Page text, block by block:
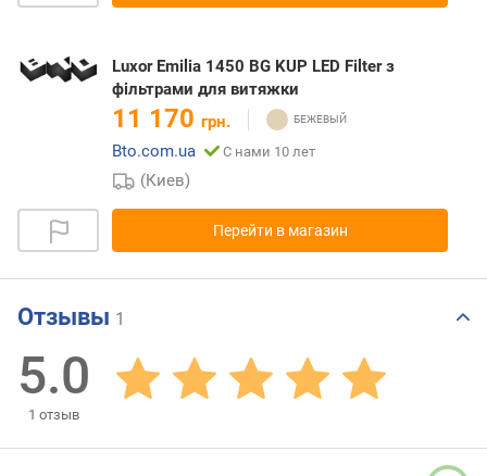
Luxor Emilia 1450 BG KUP LED Filter з
фільтрами для витяжки
11 170 грн.
Bto.com.ua
С нами 10 лет
(Киев)
Перейти в магазин
Отзывы 1
5.0
1 отзыв